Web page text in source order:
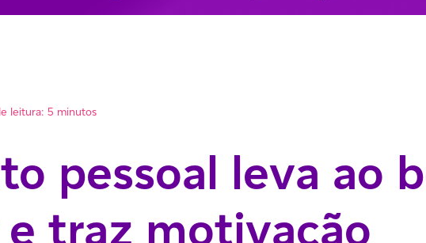
leitura: 5 minutos
pessoal leva ao
traz motivação